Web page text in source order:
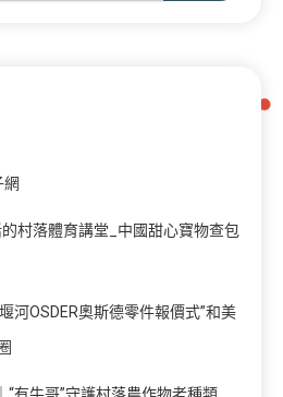
網
村落體育講堂_中國甜心寶物查包
河OSDER奧斯德零件報價式”和美
有牛哥”守護村落農作物老種類_